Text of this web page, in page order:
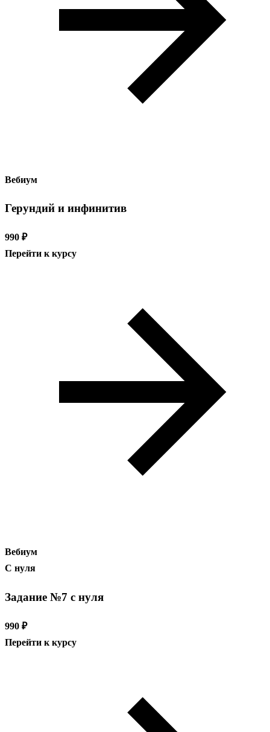
Вебиум
Герундий и инфинитив
990 ₽
Перейти к курсу
Вебиум
С нуля
Задание №7 с нуля
990 ₽
Перейти к курсу